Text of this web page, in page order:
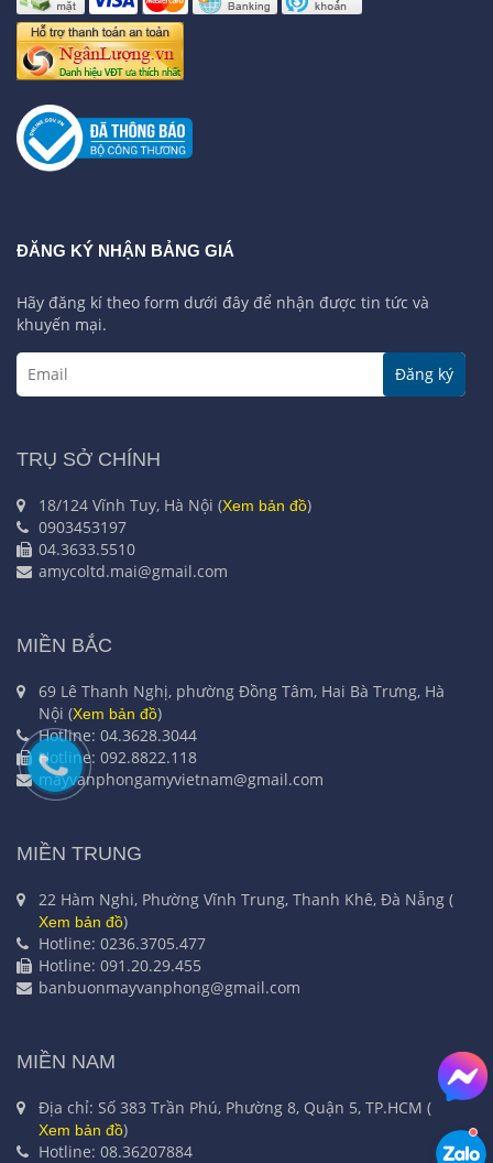
ĐĂNG KÝ NHẬN BẢNG GIÁ
Hãy đăng kí theo form dưới đây để nhận được tin tức và
khuyến mại.
Đăng ký
TRỤ SỞ CHÍNH
18/124 Vĩnh Tuy, Hà Nội (Xem bản đồ)
0903453197
04.3633.5510
amycoltd.mai@gmail.com
MIỀN BẮC
69 Lê Thanh Nghị, phường Đồng Tâm, Hai Bà Trưng, Hà
Nội (Xem bản đồ)
Hotline: 04.3628.3044
Hotline: 092.8822.118
mayvanphongamyvietnam@gmail.com
MIỀN TRUNG
22 Hàm Nghi, Phường Vĩnh Trung, Thanh Khê, Đà Nẵng (
Xem bản đồ)
Hotline: 0236.3705.477
Hotline: 091.20.29.455
banbuonmayvanphong@gmail.com
MIỀN NAM
Địa chỉ: Số 383 Trần Phú, Phường 8, Quận 5, TP.HCM (
Xem bản đồ)
Hotline: 08.36207884